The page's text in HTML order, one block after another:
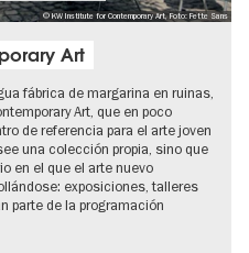
© KW Institute for Contemporary Art, Foto: Fette Sans
Art
fábrica de margarina en ruinas,
Art, que en poco
de referencia para el arte joven
una colección propia, sino que
en el que el arte nuevo
exposiciones, talleres
parte de la programación